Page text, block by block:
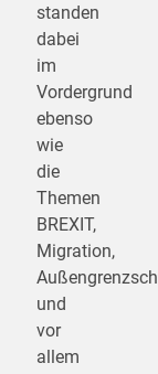
standen
dabei
im
Vordergrund
ebenso
wie
die
Themen
BREXIT,
Migration,
und
vor
allem